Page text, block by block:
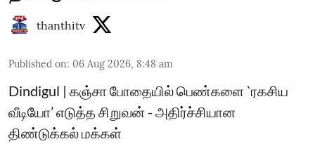
thanthitv
Published on: 06 Aug 2026, 8:48 am
Dindigul | கஞ்சா போதையில் பெண்களை `ரகசிய
வீடியோ’ எடுத்த சிறுவன் - அதிர்ச்சியான
திண்டுக்கல் மக்கள்